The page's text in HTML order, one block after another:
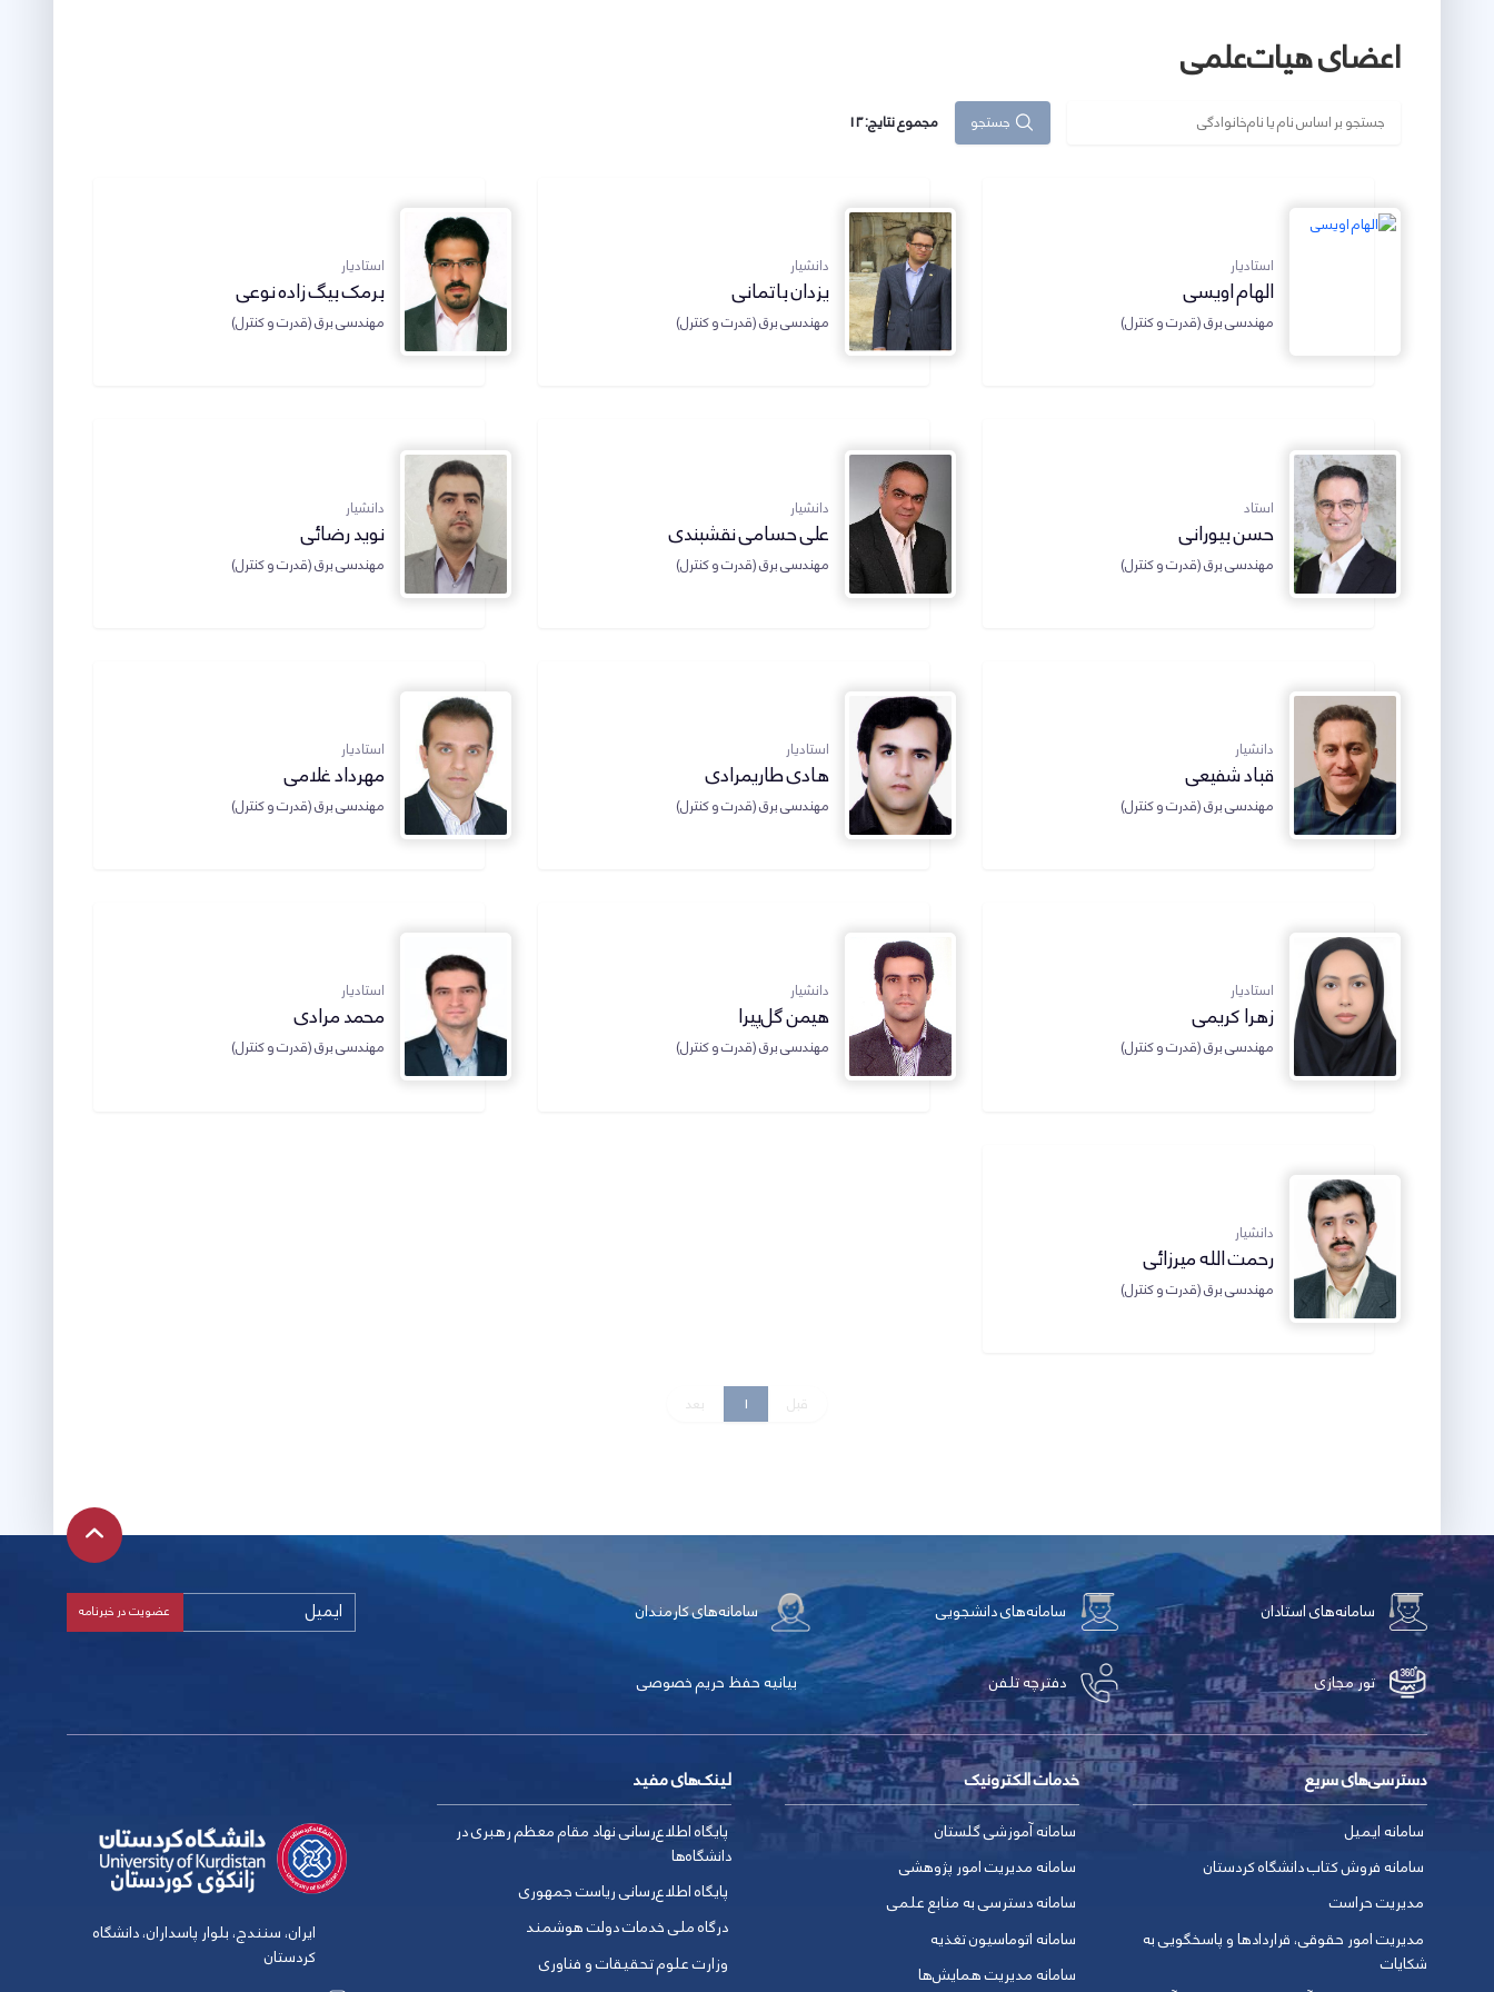
اعضای هیات‌علمی
جستجو مجموع نتایج: 13
استادیار
الهام اویسی
مهندسی برق (قدرت و کنترل)
دانشیار
یزدان باتمانی
مهندسی برق (قدرت و کنترل)
استادیار
برمک بیگ زاده نوعی
مهندسی برق (قدرت و کنترل)
استاد
حسن بیورانی
مهندسی برق (قدرت و کنترل)
دانشیار
علی حسامی نقشبندی
مهندسی برق (قدرت و کنترل)
دانشیار
نوید رضائی
مهندسی برق (قدرت و کنترل)
دانشیار
قباد شفیعی
مهندسی برق (قدرت و کنترل)
استادیار
هادی طاریمرادی
مهندسی برق (قدرت و کنترل)
استادیار
مهرداد غلامی
مهندسی برق (قدرت و کنترل)
استادیار
زهرا کریمی
مهندسی برق (قدرت و کنترل)
دانشیار
هیمن گل‌پیرا
مهندسی برق (قدرت و کنترل)
استادیار
محمد مرادی
مهندسی برق (قدرت و کنترل)
دانشیار
رحمت الله میرزائی
مهندسی برق (قدرت و کنترل)
قبل 1 بعد
سامانه‌های استادان سامانه‌های دانشجویی سامانه‌های کارمندان
تور مجازی دفترچه تلفن بیانیه حفظ حریم خصوصی
دسترسی‌های سریع
سامانه ایمیل
سامانه فروش کتاب دانشگاه کردستان
مدیریت حراست
مدیریت امور حقوقی، قراردادها و پاسخگویی به
شکایات
خدمات الکترونیک
سامانه آموزشی گلستان
سامانه مدیریت امور پژوهشی
سامانه دسترسی به منابع علمی
سامانه اتوماسیون تغذیه
سامانه مدیریت همایش‌ها
لینک‌های مفید
پایگاه اطلاع‌رسانی نهاد مقام معظم رهبری در
دانشگاه‌ها
پایگاه اطلاع‌رسانی ریاست جمهوری
درگاه ملی خدمات دولت هوشمند
وزارت علوم تحقیقات و فناوری
ایران، سنندج، بلوار پاسداران، دانشگاه
کردستان